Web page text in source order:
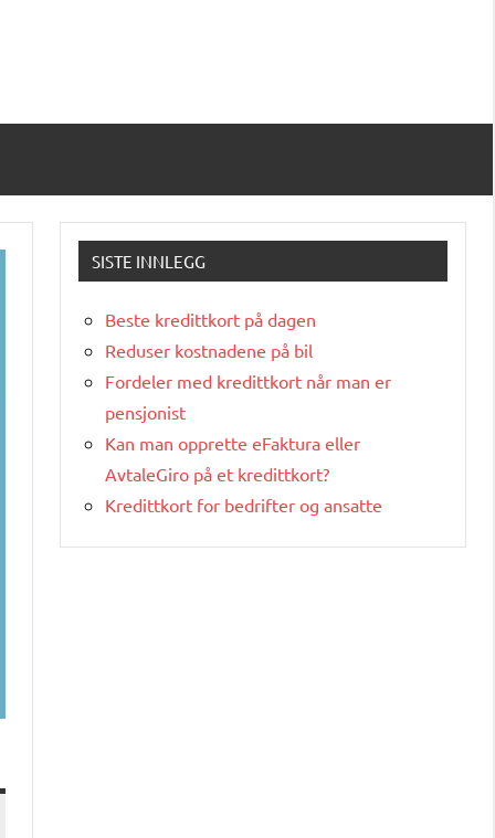
SISTE INNLEGG
Beste kredittkort på dagen
Reduser kostnadene på bil
Fordeler med kredittkort når man er
pensjonist
Kan man opprette eFaktura eller
AvtaleGiro på et kredittkort?
Kredittkort for bedrifter og ansatte